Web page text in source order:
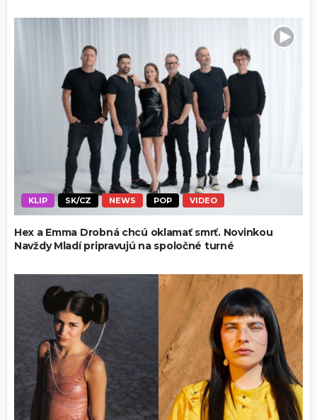
KLIP SK/CZ NEWS POP VIDEO
Hex a Emma Drobná chcú oklamať smrť. Novinkou
Navždy Mladí pripravujú na spoločné turné